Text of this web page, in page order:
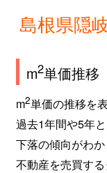
島根県隠
m2単価推移
m2単価の推移を
過去1年間や5年
下落の傾向がわか
不動産を売買す